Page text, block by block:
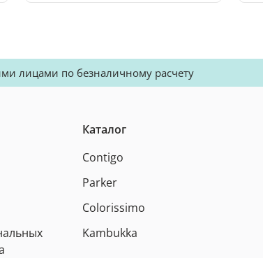
лицами по безналичному расчету
Каталог
Contigo
Parker
Colorissimo
Kambukka